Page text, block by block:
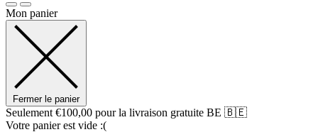
Mon panier
Fermer le panier
Seulement €100,00 pour la livraison gratuite BE 🇧🇪
Votre panier est vide :(